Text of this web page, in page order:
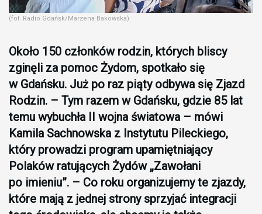
(fot. Radio Gdańsk/Marzena Bakowska)
Około 150 członków rodzin, których bliscy
zginęli za pomoc Żydom, spotkało się
w Gdańsku. Już po raz piąty odbywa się Zjazd
Rodzin. – Tym razem w Gdańsku, gdzie 85 lat
temu wybuchła II wojna światowa – mówi
Kamila Sachnowska z Instytutu Pileckiego,
który prowadzi program upamiętniający
Polaków ratujących Żydów „Zawołani
po imieniu”. – Co roku organizujemy te zjazdy,
które mają z jednej strony sprzyjać integracji